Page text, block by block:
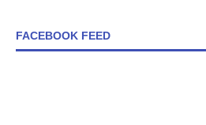
FACEBOOK FEED